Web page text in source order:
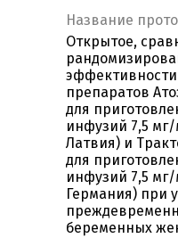
Название
Открытое,
эффективности
препаратов
для
инфузий 7,5
Латвия) и
для
инфузий 7,5
Германия) при
беременных